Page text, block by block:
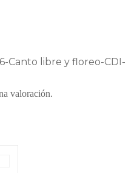
Canto libre y floreo-CDI-
valoración.